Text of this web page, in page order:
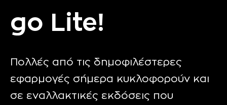
go Lite!
Πολλές από τις δημοφιλέστερες
εφαρμογές σήμερα κυκλοφορούν και
σε εναλλακτικές εκδόσεις που